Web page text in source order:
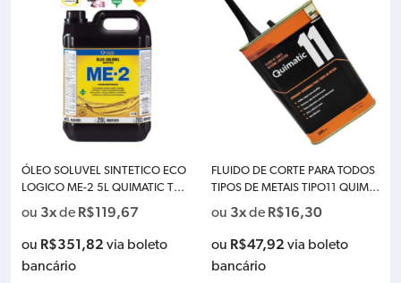
ÓLEO SOLUVEL SINTETICO ECO
LOGICO ME-2 5L QUIMATIC TAP
MATIC AC2
ou 3xde R$119,67
ou R$351,82 via boleto
bancário
FLUIDO DE CORTE PARA TODOS
TIPOS DE METAIS TIPO11 QUIMA
TIC TAPMATIC AJ1 – 500ML
ou 3xde R$16,30
ou R$47,92 via boleto
bancário